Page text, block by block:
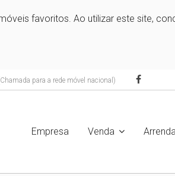
favoritos. Ao utilizar este site,
para a rede móvel nacional)
Empresa Venda